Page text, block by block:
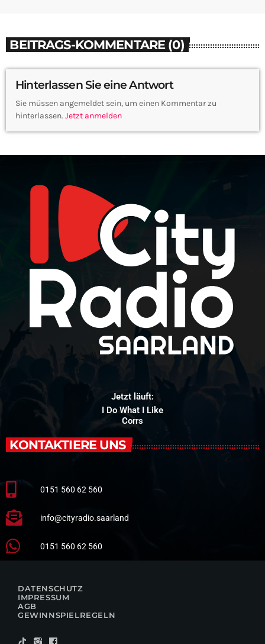
BEITRAGS-KOMMENTARE (0)
Hinterlassen Sie eine Antwort
Sie müssen angemeldet sein, um einen Kommentar zu
hinterlassen. Jetzt anmelden
Jetzt läuft:
I Do What I Like
Corrs
KONTAKTIERE UNS
0151 560 62 560
info@cityradio.saarland
0151 560 62 560
DATENSCHUTZ
IMPRESSUM
AGB
GEWINNSPIELREGELN